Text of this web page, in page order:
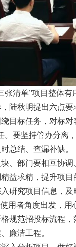
张清单”项目整体
陆秋明提出六点要
目标任务，对标
。要坚持管办分离
总结、查漏补缺。
、部门要相互协
益求精，提升项目
研究项目信息，
用者角度出发，
规范招投标流程
廉洁工程。